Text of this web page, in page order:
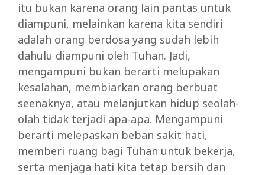
itu bukan karena orang lain pantas untuk
diampuni, melainkan karena kita sendiri
adalah orang berdosa yang sudah lebih
dahulu diampuni oleh Tuhan. Jadi,
mengampuni bukan berarti melupakan
kesalahan, membiarkan orang berbuat
seenaknya, atau melanjutkan hidup seolah-
olah tidak terjadi apa-apa. Mengampuni
berarti melepaskan beban sakit hati,
memberi ruang bagi Tuhan untuk bekerja,
serta menjaga hati kita tetap bersih dan